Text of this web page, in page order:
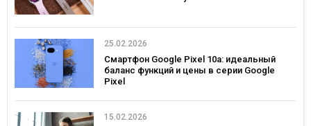
25.02.2026
Смартфон Google Pixel 10a: идеальный
баланс функций и цены в серии Google
Pixel
15.02.2026